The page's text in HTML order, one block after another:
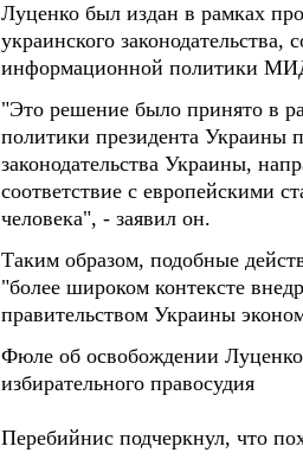
Луценко был издан в рамках
украинского
информационной политики
"Это решение было принято в
политики президента Украины
законодательства Украины,
соответствие с европейскими
человека", - заявил он.
Таким образом, подобные
"более широком контексте
правительством Украины
Фюле об освобождении
избирательного правосудия
Перебийнис подчеркнул, что